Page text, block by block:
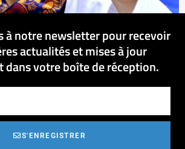
à notre newsletter pour recevoir
actualités et mises à jour
dans votre boîte de réception.
S'ENREGISTRER